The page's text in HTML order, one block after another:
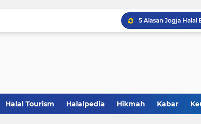
5 Alasan Jogja Halal
Saatnya Jadi
Sertifikasi Halal
Halal Tourism Halalpedia Hikmah Kabar